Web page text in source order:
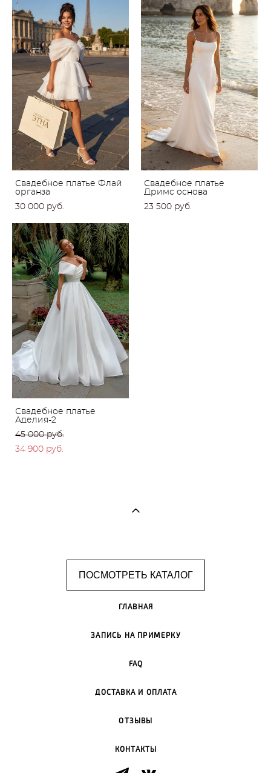
Свадебное платье Флай
органза
30 000 pуб.
Свадебное платье
Дримс основа
23 500 pуб.
Свадебное платье
Аделия-2
45 000 pуб.
34 900 pуб.
ПОСМОТРЕТЬ КАТАЛОГ
ГЛАВНАЯ
ЗАПИСЬ НА ПРИМЕРКУ
FAQ
ДОСТАВКА И ОПЛАТА
ОТЗЫВЫ
КОНТАКТЫ